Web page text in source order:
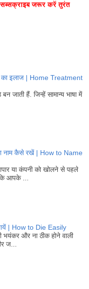
सब्सक्राइब जरूर करें तुरंत
का इलाज | Home Treatment
जाती हैं. जिन्हें सामान्य भाषा में
नाम कैसे रखें | How to Name
या कंपनी को खोलने से पहले
आपके ...
| How to Die Easily
भयंकर और ना ठीक होने वाली
ज...